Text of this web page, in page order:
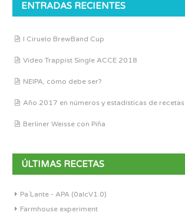
ENTRADAS RECIENTES
I Ciruelo BrewBand Cup
Vídeo Trappist Single ACCE 2018
NEIPA, cómo debe ser?
Año 2017 en números y estadísticas de recetas
Berliner Weisse con Piña
ÚLTIMAS RECETAS
Pa´Lante - APA (0alcV1.0)
Farmhouse experiment